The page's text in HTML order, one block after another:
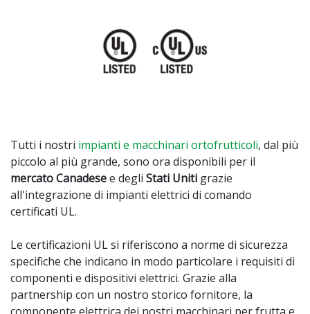
Tutti i nostri impianti e macchinari ortofrutticoli, dal più
piccolo al più grande, sono ora disponibili per il
mercatoCanadesee degli Stati Uniti grazie
all'integrazione di impianti elettrici di comando
certificati UL.
Le certificazioni UL si riferiscono a norme di sicurezza
specifiche che indicano in modo particolare i requisiti di
componenti e dispositivi elettrici. Grazie alla
partnership con un nostro storico fornitore, la